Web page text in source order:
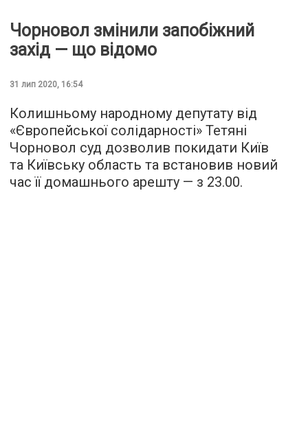
Чорновол змінили запобіжний
захід — що відомо
31 лип 2020, 16:54
Колишньому народному депутату від
«Європейської солідарності» Тетяні
Чорновол суд дозволив покидати Київ
та Київську область та встановив новий
час її домашнього арешту — з 23.00.